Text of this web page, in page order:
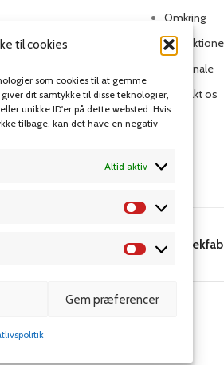
til cookies
som cookies til at gemme
dit samtykke til disse teknologier,
unikke ID'er på dette websted. Hvis
tilbage, kan det have en negativ
Altid aktiv
Gem præferencer
Omkring
Personale
Kontakt os
Dansk